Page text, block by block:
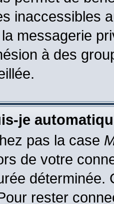
inaccessibles
messagerie
à des
je
pas la case
de votre
déterminée.
rester